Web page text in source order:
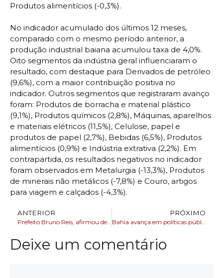
Produtos alimentícios (-0,3%).
No indicador acumulado dos últimos 12 meses,
comparado com o mesmo período anterior, a
produção industrial baiana acumulou taxa de 4,0%.
Oito segmentos da indústria geral influenciaram o
resultado, com destaque para Derivados de petróleo
(9,6%), com a maior contribuição positiva no
indicador. Outros segmentos que registraram avanço
foram: Produtos de borracha e material plástico
(9,1%), Produtos químicos (2,8%), Máquinas, aparelhos
e materiais elétricos (11,5%), Celulose, papel e
produtos de papel (2,7%), Bebidas (6,5%), Produtos
alimentícios (0,9%) e Indústria extrativa (2,2%). Em
contrapartida, os resultados negativos no indicador
foram observados em Metalurgia (-13,3%), Produtos
de minerais não metálicos (-7,8%) e Couro, artigos
para viagem e calçados (-4,3%).
ANTERIOR
Prefeito Bruno Reis, afirmou desconhecer da recomendação do MP-BA
PRÓXIMO
Bahia avança em políticas públicas para povos indígenas com entregas e autorizações de obras
Deixe um comentário